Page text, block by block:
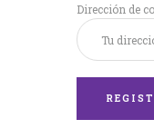
Dirección de